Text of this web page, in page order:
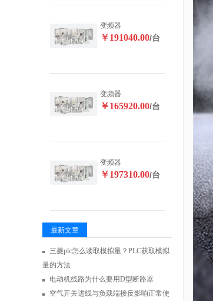
变频器
￥191040.00/台
变频器
￥165920.00/台
变频器
￥197310.00/台
最新文章
三菱plc怎么读取模拟量？PLC获取模拟
量的方法
电动机线路为什么要用D型断路器
空气开关进线与负载端接反影响正常使